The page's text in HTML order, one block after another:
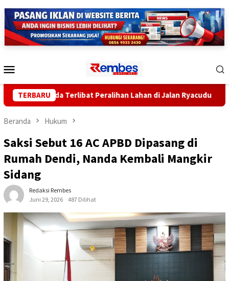
ke
konten
Mobile
TERBARU
Sekda Terlibat Peralihan Lahan di Jalan Ryacudu
Beranda Hukum
Saksi Sebut 16 AC APBD Dipasang di
Rumah Dendi, Nanda Kembali Mangkir
Sidang
Redaksi Rembes
Juni 29, 2026
487 Dilihat